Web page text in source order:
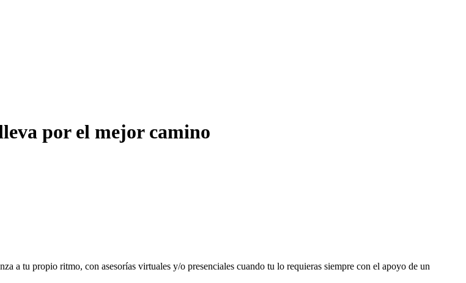
por el mejor camino
a tu propio ritmo, con asesorías virtuales y/o presenciales cuando tu lo requieras siempre con el apoyo de un